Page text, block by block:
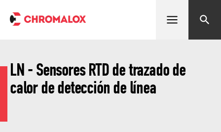
Abrir menúBuscar
LN - Sensores RTD de trazado de
calor de detección de línea